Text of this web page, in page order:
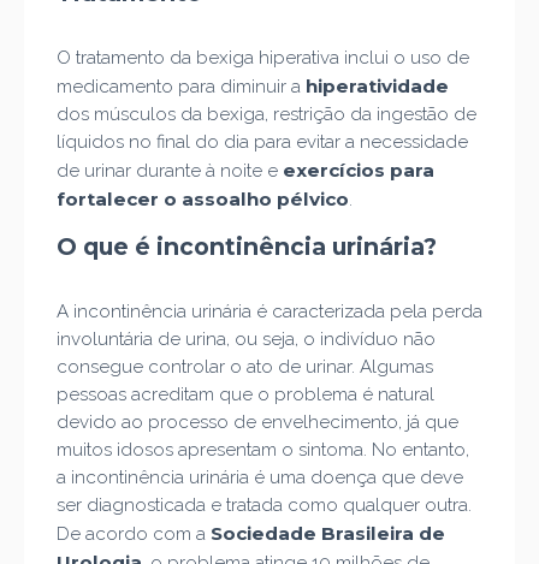
O tratamento da bexiga hiperativa inclui o uso de
medicamento para diminuir a hiperatividade
dos músculos da bexiga, restrição da ingestão de
líquidos no final do dia para evitar a necessidade
de urinar durante à noite eexercícios para
fortalecer o assoalho pélvico.
O que é incontinência urinária?
A incontinência urinária é caracterizada pela perda
involuntária de urina, ou seja, o indivíduo não
consegue controlar o ato de urinar. Algumas
pessoas acreditam que o problema é natural
devido ao processo de envelhecimento, já que
muitos idosos apresentam o sintoma. No entanto,
a incontinência urinária é uma doença que deve
ser diagnosticada e tratada como qualquer outra.
De acordo com a Sociedade Brasileira de